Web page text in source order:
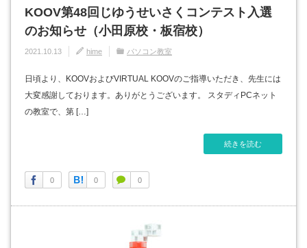
KOOV第48回じゆうせいさくコンテスト入選
のお知らせ（小田原校・板宿校）
2021.10.13 hime パソコン教室
日頃より、KOOVおよびVIRTUAL KOOVのご指導いただき、先生には
大変感謝しております。ありがとうございます。 スタディPCネット
の教室で、第 […]
続きを読む
0 0 0